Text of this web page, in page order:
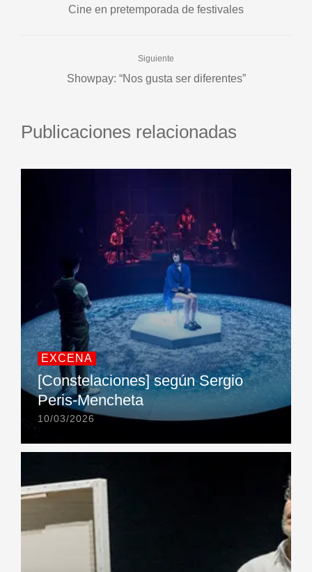
Cine en pretemporada de festivales
Siguiente
Showpay: “Nos gusta ser diferentes”
Publicaciones relacionadas
EXCENA
[Constelaciones] según Sergio
Peris-Mencheta
10/03/2026